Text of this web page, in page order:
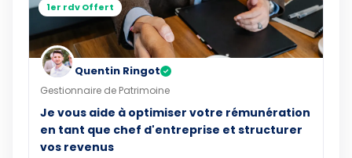
1er rdv Offert
Quentin Ringot ✓
Gestionnaire de Patrimoine
Je vous aide à optimiser votre rémunération
en tant que chef d'entreprise et structurer
vos revenus